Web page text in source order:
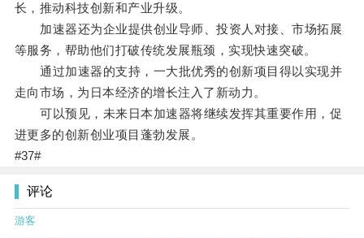
长，推动科技创新和产业升级。
加速器还为企业提供创业导师、投资人对接、市场拓展
等服务，帮助他们打破传统发展瓶颈，实现快速突破。
通过加速器的支持，一大批优秀的创新项目得以实现并
走向市场，为日本经济的增长注入了新动力。
可以预见，未来日本加速器将继续发挥其重要作用，促
进更多的创新创业项目蓬勃发展。
#37#
评论
游客